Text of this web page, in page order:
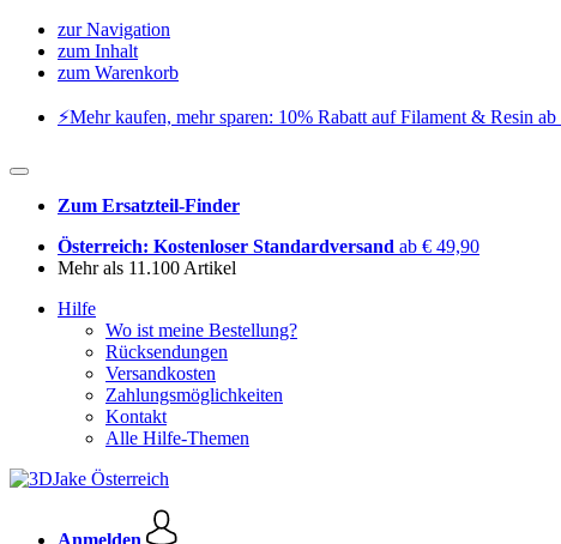
zur Navigation
zum Inhalt
zum Warenkorb
⚡️Mehr kaufen, mehr sparen: 10% Rabatt auf Filament & Resin ab
Zum Ersatzteil-Finder
Österreich: Kostenloser Standardversand ab € 49,90
Mehr als 11.100 Artikel
Hilfe
Wo ist meine Bestellung?
Rücksendungen
Versandkosten
Zahlungsmöglichkeiten
Kontakt
Alle Hilfe-Themen
Anmelden